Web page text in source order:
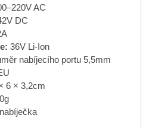
AC
DC
36V Li-Ion
nabíjecího portu 5,5mm
6 × 3,2cm